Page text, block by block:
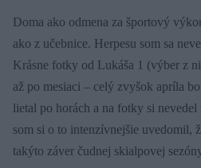
Doma ako odmena za športový
ako z učebnice. Herpesu som sa
Krásne fotky od Lukáša 1 (výber z
až po mesiaci – celý zvyšok apríla
lietal po horách a na fotky si nevedel
som si o to intenzívnejšie uvedomil,
takýto záver čudnej skialpovej